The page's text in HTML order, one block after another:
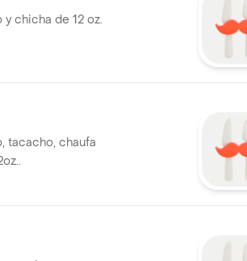
chicha de 12 oz.
tacacho, chaufa